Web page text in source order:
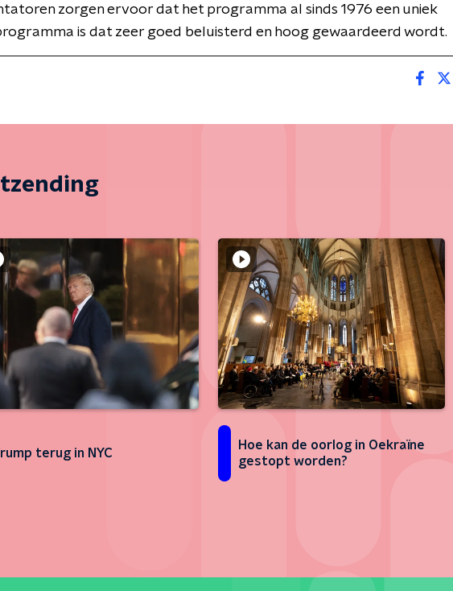
zorgen ervoor dat het programma al sinds 1976 een uniek
is dat zeer goed beluisterd en hoog gewaardeerd wordt.
terug in NYC
Hoe kan de oorlog in Oekraïne
gestopt worden?